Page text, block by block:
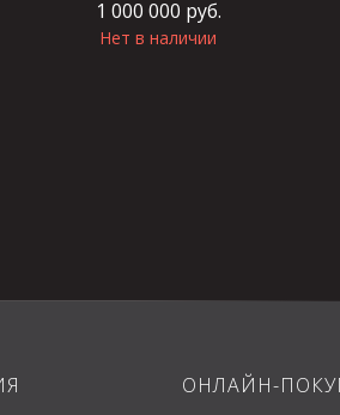
1 000 000 руб.
Нет в наличии
ОНЛАЙН-